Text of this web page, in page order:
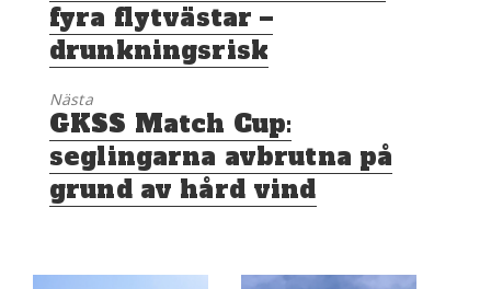
fyra flytvästar –
drunkningsrisk
Nästa
Nästa
inlägg:
GKSS Match Cup:
seglingarna avbrutna på
grund av hård vind